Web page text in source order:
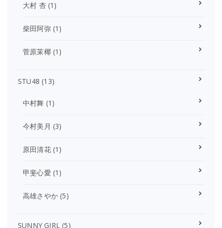
大村 杏(1)
柴田阿弥(1)
菅原茉椰(1)
STU48 (13)
中村舞 (1)
今村美月 (3)
原田清花(1)
甲斐心愛 (1)
高雄さやか (5)
SUNNY GIRL (5)